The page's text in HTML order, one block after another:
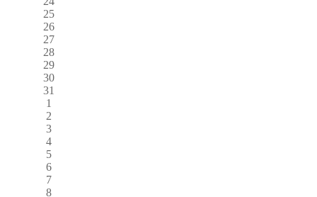
25
26
27
28
29
30
31
1
2
3
4
5
6
7
8